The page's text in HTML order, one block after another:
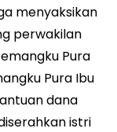
menyaksikan
perwakilan
Pura
Pura Ibu
dana
istri